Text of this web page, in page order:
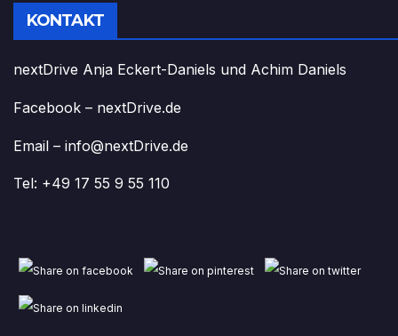
KONTAKT
nextDrive Anja Eckert-Daniels und Achim Daniels
Facebook – nextDrive.de
Email – info@nextDrive.de
Tel: +49 17 55 9 55 110